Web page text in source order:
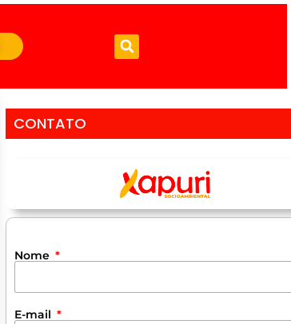
CONTATO
Nome
E-mail